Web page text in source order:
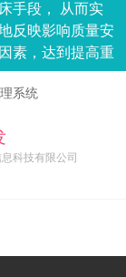
手段， 从而实
反映影响质量安
素，达到提高重
存率和 治愈率、
染的目的。系统
系统
科技有限公司